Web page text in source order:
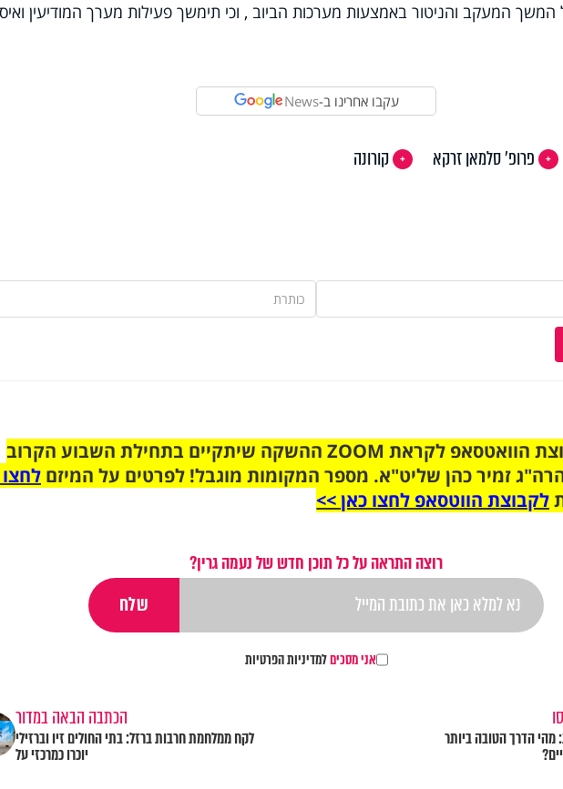
המעקב והניטור באמצעות מערכות הביוב , וכי תימשך פעילות מערך המודיעין
עקבו אחרינו ב-News
פרופ' סלמאן זרקא קורונה
הצטרפו לקבוצת הוואטסאפ לקראת ZOOM ההשקה שיתקיים בתחילת השבוע הקרוב
זמיר כהן שליט"א. מספר המקומות מוגבל! לפרטים על המיזם
לקבוצת הווטסאפ לחצו כאן >>
רוצה התראה על כל תוכן חדש של נעמה גרין?
אני מסכיםלמדיניות הפרטיות
מהי הדרך הטובה ביותר
הכתבה הבאה במדור
לקח ממלחמת חרבות ברזל: בתי החולים זיו וברזילי
יוכרו כמרכזי על